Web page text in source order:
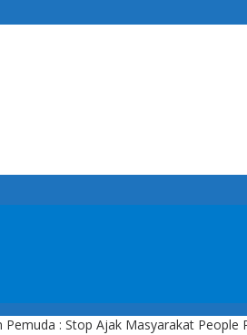
Pemuda : Stop Ajak Masyarakat People